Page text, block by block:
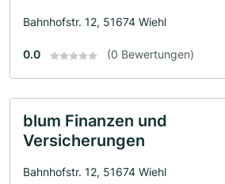
Bahnhofstr. 12, 51674 Wiehl
0.0 (0 Bewertungen)
blum Finanzen und
Versicherungen
Bahnhofstr. 12, 51674 Wiehl